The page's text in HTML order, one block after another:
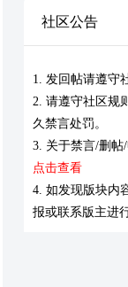
社区公告
1. 发回帖请遵守
2. 请遵守社区规
久禁言处罚。
3. 关于禁言/删帖
点击查看
4. 如发现版块内
报或联系版主进